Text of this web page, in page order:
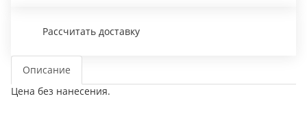
Рассчитать доставку
Описание
Цена без нанесения.